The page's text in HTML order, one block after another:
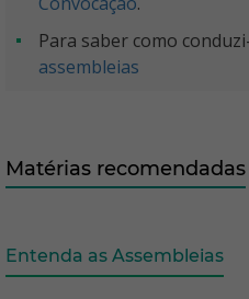
Para saber como
assembleias
Matérias recomendadas
Entenda as Assembleias